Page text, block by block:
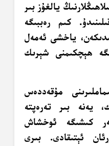
يالغۇز بىر
كىم رەببىگە
ياخشى ئەمەل
ھېچكىمنى شېرىك
مۇقەددەس
يەنە بىر تەرەپتە
كىشىگە ئوخشاش
ئېتىقادى. بىرى